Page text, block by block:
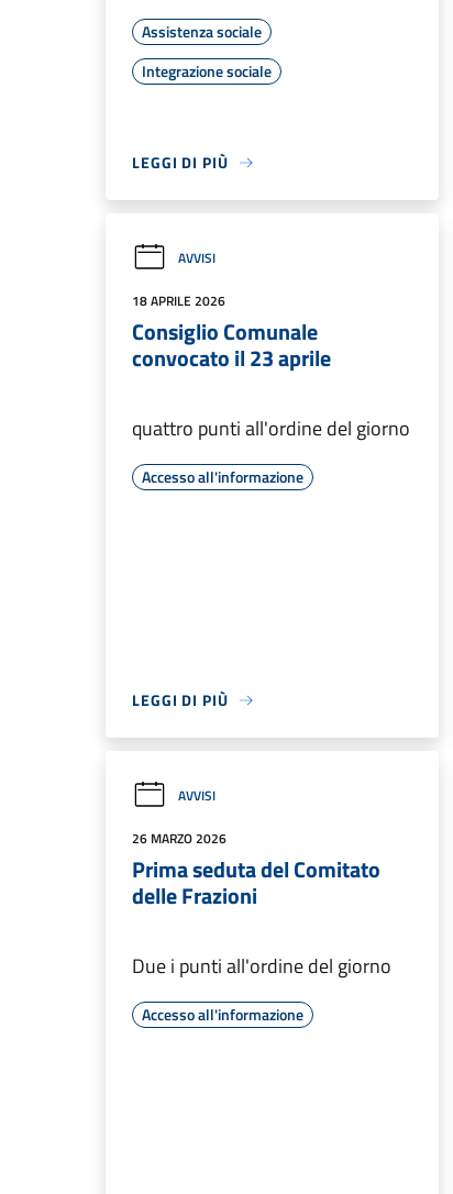
Assistenza sociale
Integrazione sociale
LEGGI DI PIÙ
AVVISI
18 APRILE 2026
Consiglio Comunale
convocato il 23 aprile
quattro punti all'ordine del giorno
Accesso all'informazione
LEGGI DI PIÙ
AVVISI
26 MARZO 2026
Prima seduta del Comitato
delle Frazioni
Due i punti all'ordine del giorno
Accesso all'informazione